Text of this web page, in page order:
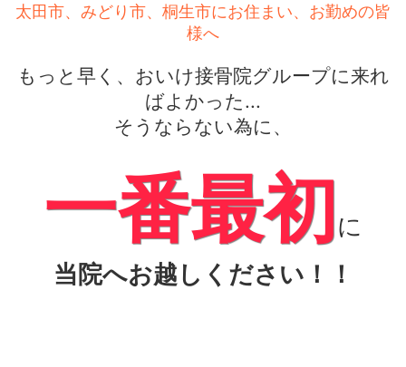
太田市、みどり市、桐生市にお住まい、お勤めの皆
様へ
もっと早く、おいけ接骨院グループに来れ
ばよかった...
そうならない為に、
一番最初に
当院へお越しください！！